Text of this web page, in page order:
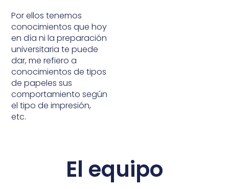
Por ellos tenemos
conocimientos que hoy
en día ni la preparación
universitaria te puede
dar, me refiero a
conocimientos de tipos
de papeles sus
comportamiento según
el tipo de impresión,
etc.
El equipo